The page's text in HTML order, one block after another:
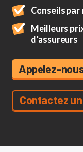
Conseils par
Meilleurs
d’assureurs
Appelez-
Contactez